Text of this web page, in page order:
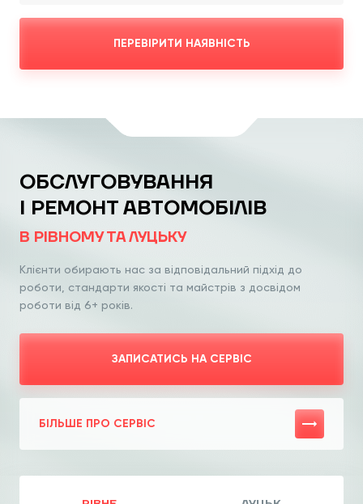
ПЕРЕВІРИТИ НАЯВНІСТЬ
ОБСЛУГОВУВАННЯ
І РЕМОНТ АВТОМОБІЛІВ
В РІВНОМУ ТА ЛУЦЬКУ
Клієнти обирають нас за відповідальний підхід до
роботи, стандарти якості та майстрів з досвідом
роботи від 6+ років.
ЗАПИСАТИСЬ НА СЕРВІС
БІЛЬШЕ ПРО СЕРВІС